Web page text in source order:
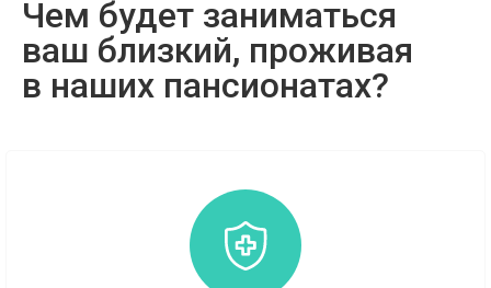
Чем будет заниматься
ваш близкий, проживая
в наших пансионатах?